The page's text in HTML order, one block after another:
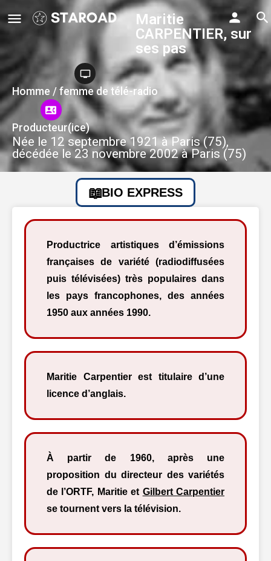
Maritie
CARPENTIER, sur
ses pas
Homme / femme de télé-radio
Producteur(ice)
Née le 12 septembre 1921 à Paris (75),
décédée le 23 novembre 2002 à Paris (75)
BIO EXPRESS
Productrice artistiques d’émissions
françaises de variété (radiodiffusées
puis télévisées) très populaires dans
les pays francophones, des années
1950 aux années 1990.
Maritie Carpentier est titulaire d’une
licence d’anglais.
À partir de 1960, après une
proposition du directeur des variétés
de l’ORTF, Maritie et Gilbert Carpentier
se tournent vers la télévision.